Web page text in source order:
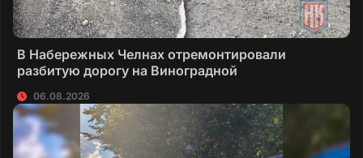
В Набережных Челнах отремонтировали
разбитую дорогу на Виноградной
06.08.2026